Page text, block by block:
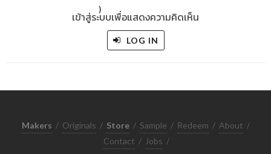
)
เข้าสู่ระบบเพื่อแสดงความคิดเห็น
LOG IN
Makers / Originals / Store / Sample / Redeem / About /
Contact / Jobs /